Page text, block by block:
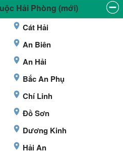
Hải Phòng (mới)
Cát Hải
An Biên
An Hải
Bắc An Phụ
Chí Linh
Đồ Sơn
Dương Kinh
Hải An